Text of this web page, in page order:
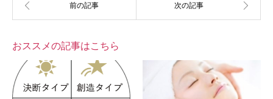
おススメの記事はこちら